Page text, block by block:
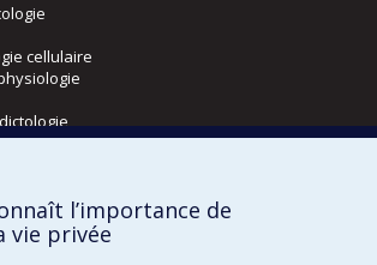
cellulaire
et médecine nucléaire
l’importance de
vie privée